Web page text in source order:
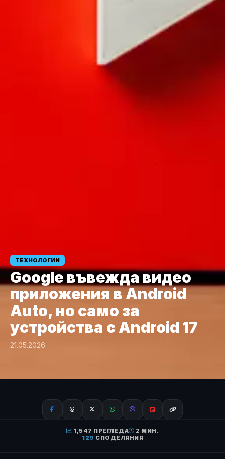
ТЕХНОЛОГИИ
Google въвежда видео
приложения в Android
Auto, но само за
устройства с Android 17
21.05.2026
1,547 ПРЕГЛЕДА
2 МИН.
129 СПОДЕЛЯНИЯ